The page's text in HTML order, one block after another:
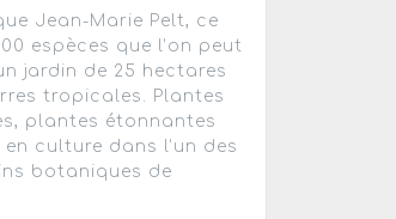
Jean-Marie Pelt, ce
espèces que l’on peut
jardin de 25 hectares
tropicales. Plantes
plantes étonnantes
culture dans l’un des
botaniques de